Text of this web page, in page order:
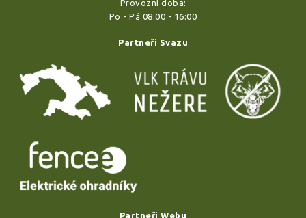
Provozní doba:
Po - Pá 08:00 - 16:00
Partneři Svazu
Partneři Webu